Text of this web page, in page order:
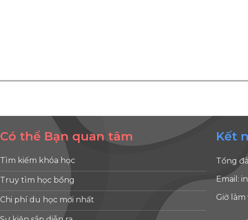
Có thể Bạn quan tâm
Tìm kiếm khóa học
Truy tìm học bổng
Chi phí du học mới nhất
Kết
Tổng
Email:
Giờ làm